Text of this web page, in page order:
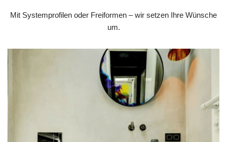
Mit Systemprofilen oder Freiformen – wir setzen Ihre Wünsche
um.